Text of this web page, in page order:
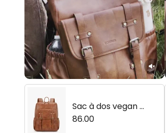
Sac à dos vegan S
carlett à rabat zip
86.00